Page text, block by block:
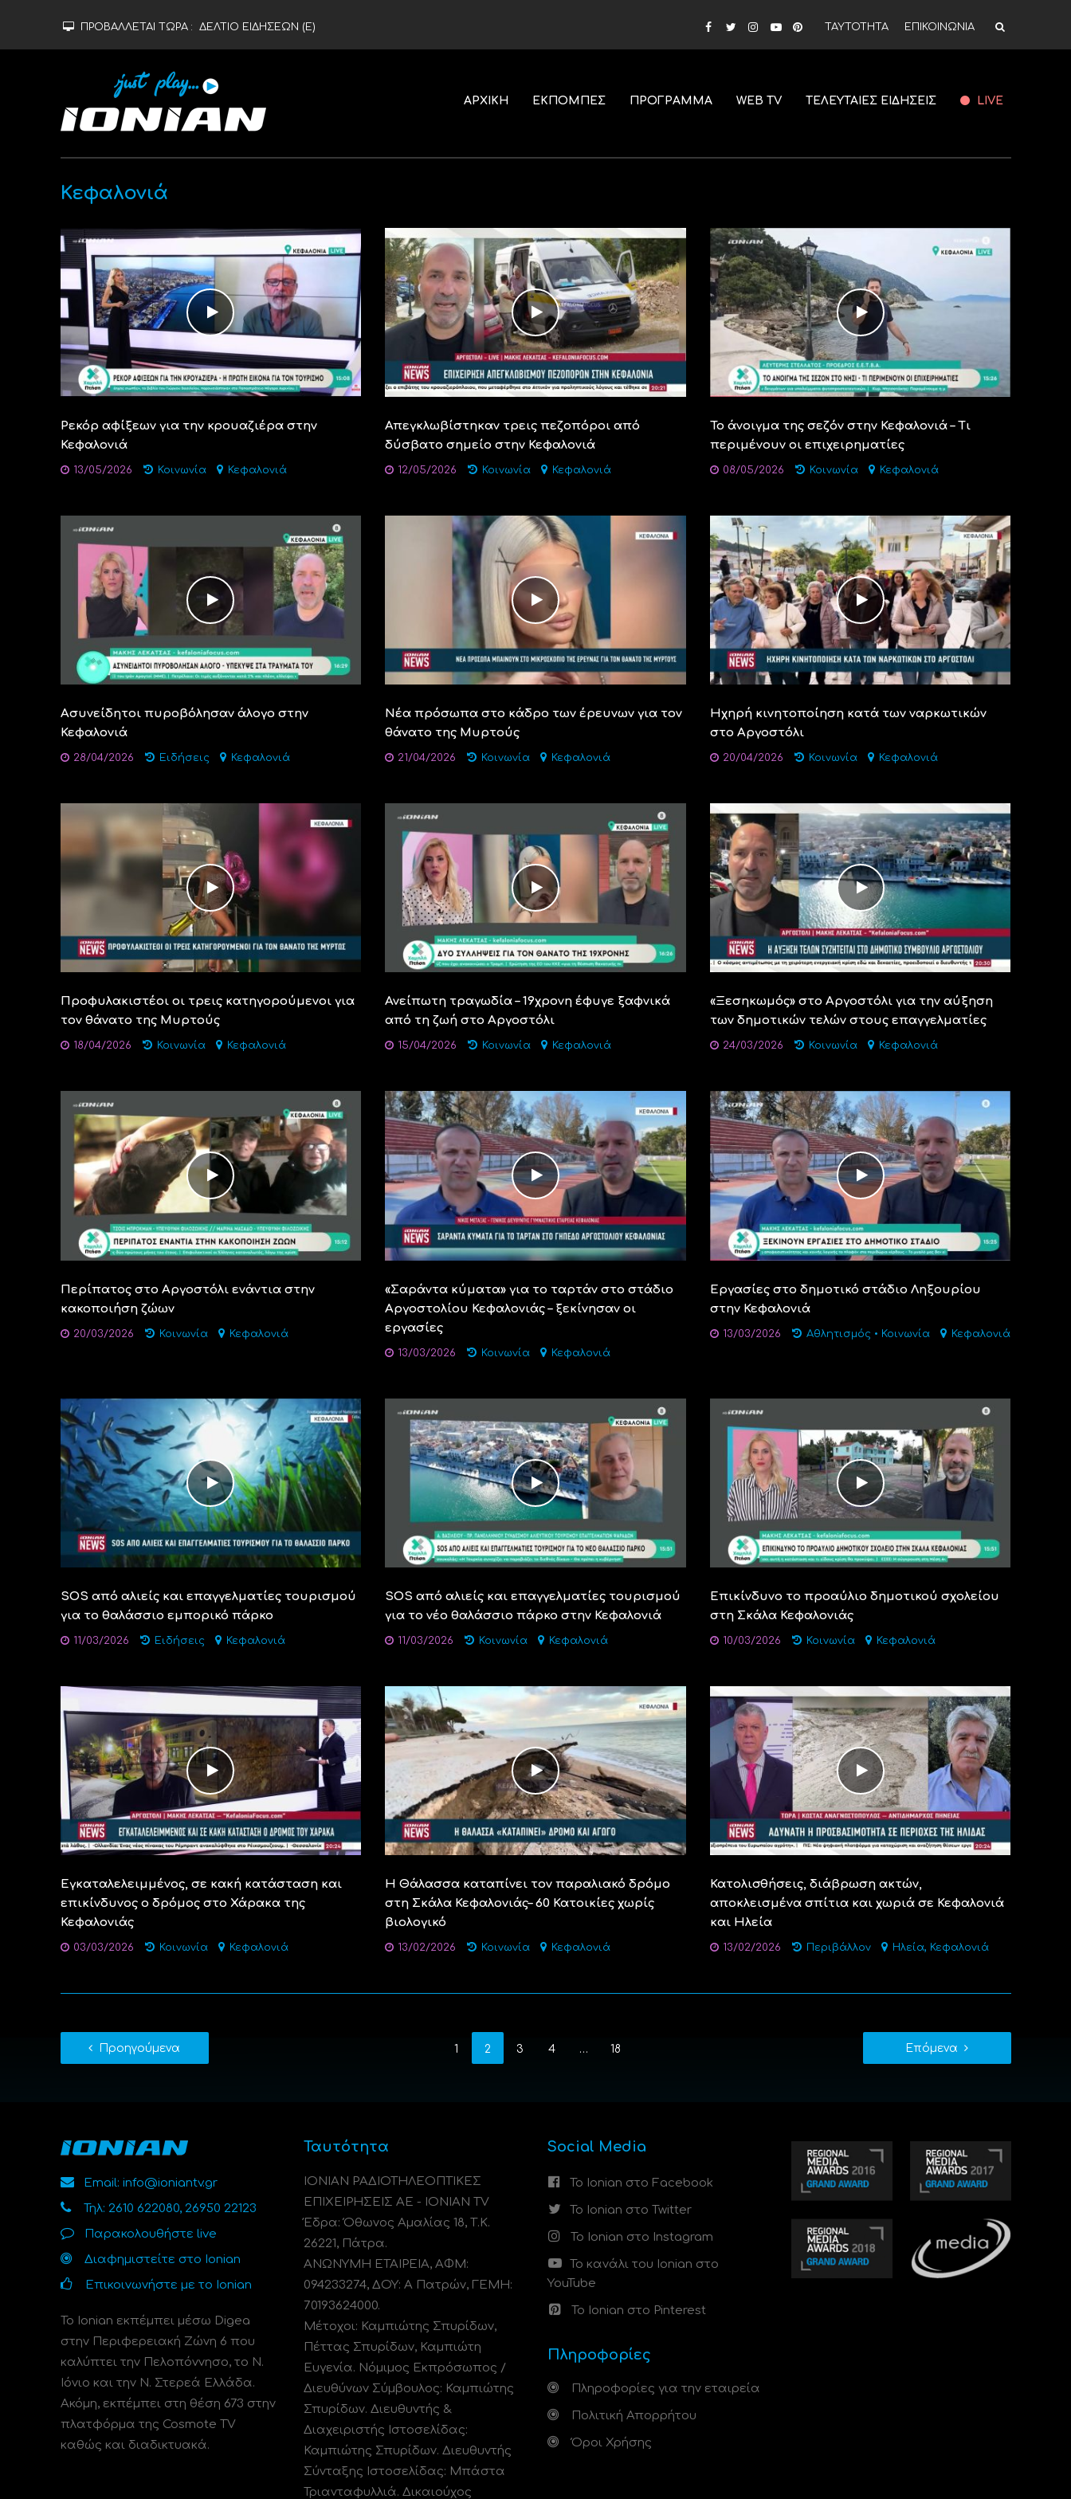
ΠΡΟΒΑΛΛΕΤΑΙ ΤΩΡΑ : ΔΕΛΤΙΟ ΕΙΔΗΣΕΩΝ (Ε) ΤΑΥΤΟΤΗΤΑ ΕΠΙΚΟΙΝΩΝΙΑ
ΑΡΧΙΚΗ ΕΚΠΟΜΠΕΣ ΠΡΟΓΡΑΜΜΑ WEB TV ΤΕΛΕΥΤΑΙΕΣ ΕΙΔΗΣΕΙΣ LIVE
Κεφαλονιά
Ρεκόρ αφίξεων για την κρουαζιέρα στην
Κεφαλονιά
13/05/2026 Κοινωνία Κεφαλονιά
Απεγκλωβίστηκαν τρεις πεζοπόροι από
δύσβατο σημείο στην Κεφαλονιά
12/05/2026 Κοινωνία Κεφαλονιά
Το άνοιγμα της σεζόν στην Κεφαλονιά – Τι
περιμένουν οι επιχειρηματίες
08/05/2026 Κοινωνία Κεφαλονιά
Ασυνείδητοι πυροβόλησαν άλογο στην
Κεφαλονιά
28/04/2026 Ειδήσεις Κεφαλονιά
Νέα πρόσωπα στο κάδρο των έρευνων για τον
θάνατο της Μυρτούς
21/04/2026 Κοινωνία Κεφαλονιά
Ηχηρή κινητοποίηση κατά των ναρκωτικών
στο Αργοστόλι
20/04/2026 Κοινωνία Κεφαλονιά
Προφυλακιστέοι οι τρεις κατηγορούμενοι για
τον θάνατο της Μυρτούς
18/04/2026 Κοινωνία Κεφαλονιά
Ανείπωτη τραγωδία – 19χρονη έφυγε ξαφνικά
από τη ζωή στο Αργοστόλι
15/04/2026 Κοινωνία Κεφαλονιά
«Ξεσηκωμός» στο Αργοστόλι για την αύξηση
των δημοτικών τελών στους επαγγελματίες
24/03/2026 Κοινωνία Κεφαλονιά
Περίπατος στο Αργοστόλι ενάντια στην
κακοποιήση ζώων
20/03/2026 Κοινωνία Κεφαλονιά
«Σαράντα κύματα» για το ταρτάν στο στάδιο
Αργοστολίου Κεφαλονιάς – ξεκίνησαν οι
εργασίες
13/03/2026 Κοινωνία Κεφαλονιά
Εργασίες στο δημοτικό στάδιο Ληξουρίου
στην Κεφαλονιά
13/03/2026 Αθλητισμός • Κοινωνία Κεφαλονιά
SOS από αλιείς και επαγγελματίες τουρισμού
για το θαλάσσιο εμπορικό πάρκο
11/03/2026 Ειδήσεις Κεφαλονιά
SOS από αλιείς και επαγγελματίες τουρισμού
για το νέο θαλάσσιο πάρκο στην Κεφαλονιά
11/03/2026 Κοινωνία Κεφαλονιά
Επικίνδυνο το προαύλιο δημοτικού σχολείου
στη Σκάλα Κεφαλονιάς
10/03/2026 Κοινωνία Κεφαλονιά
Εγκαταλελειμμένος, σε κακή κατάσταση και
επικίνδυνος ο δρόμος στο Χάρακα της
Κεφαλονιάς
03/03/2026 Κοινωνία Κεφαλονιά
Η Θάλασσα καταπίνει τον παραλιακό δρόμο
στη Σκάλα Κεφαλονιάς– 60 Κατοικίες χωρίς
βιολογικό
13/02/2026 Κοινωνία Κεφαλονιά
Κατολισθήσεις, διάβρωση ακτών,
αποκλεισμένα σπίτια και χωριά σε Κεφαλονιά
και Ηλεία
13/02/2026 Περιβάλλον Ηλεία, Κεφαλονιά
Προηγούμενα 1 2 3 4 … 18 Επόμενα
Email: info@ioniantv.gr
Τηλ: 2610 622080, 26950 22123
Παρακολουθήστε live
Διαφημιστείτε στο Ionian
Επικοινωνήστε με το Ionian
Το Ionian εκπέμπει μέσω Digea
στην Περιφερειακή Ζώνη 6 που
καλύπτει την Πελοπόννησο, το N.
Ιόνιο και την Ν. Στερεά Ελλάδα.
Ακόμη, εκπέμπει στη θέση 673 στην
πλατφόρμα της Cosmote TV
καθώς και διαδικτυακά.
Ταυτότητα
ΙΟΝΙΑΝ ΡΑΔΙΟΤΗΛΕΟΠΤΙΚΕΣ
ΕΠΙΧΕΙΡΗΣΕΙΣ ΑΕ - IONIAN TV
Έδρα: Όθωνος Αμαλίας 18, Τ.Κ.
26221, Πάτρα.
ΑΝΩΝΥΜΗ ΕΤΑΙΡΕΙΑ, ΑΦΜ:
094233274, ΔΟΥ: A Πατρών, ΓΕΜΗ:
70193624000.
Μέτοχοι: Καμπιώτης Σπυρίδων,
Πέττας Σπυρίδων, Καμπιώτη
Ευγενία. Νόμιμος Εκπρόσωπος /
Διευθύνων Σύμβουλος: Καμπιώτης
Σπυρίδων. Διευθυντής &
Διαχειριστής Ιστοσελίδας:
Καμπιώτης Σπυρίδων. Διευθυντής
Σύνταξης Ιστοσελίδας: Μπάστα
Τριανταφυλλιά. Δικαιούχος
Social Media
Το Ionian στο Facebook
Το Ionian στο Twitter
Το Ionian στο Instagram
Το κανάλι του Ionian στο
YouTube
Το Ionian στο Pinterest
Πληροφορίες
Πληροφορίες για την εταιρεία
Πολιτική Απορρήτου
Όροι Χρήσης